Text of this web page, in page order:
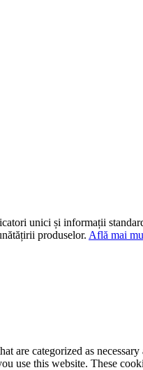
unici și informații
produselor. Află mai
categorized as
use this website. These